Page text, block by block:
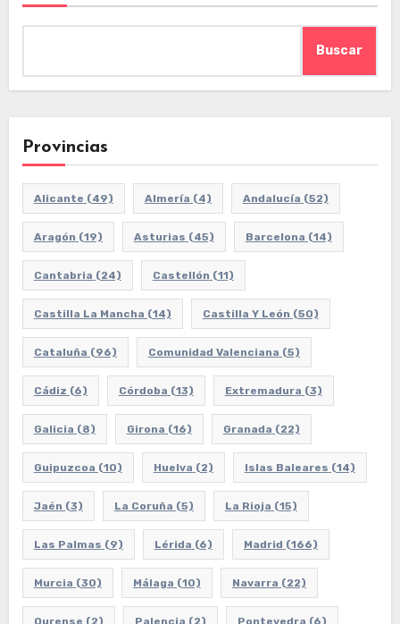
Buscar
Provincias
Alicante (49) Almería (4) Andalucía (52)
Aragón (19) Asturias (45) Barcelona (14)
Cantabria (24) Castellón (11)
Castilla La Mancha (14) Castilla Y León (50)
Cataluña (96) Comunidad Valenciana (5)
Cádiz (6) Córdoba (13) Extremadura (3)
Galicia (8) Girona (16) Granada (22)
Guipuzcoa (10) Huelva (2) Islas Baleares (14)
Jaén (3) La Coruña (5) La Rioja (15)
Las Palmas (9) Lérida (6) Madrid (166)
Murcia (30) Málaga (10) Navarra (22)
Ourense (2) Palencia (2) Pontevedra (6)